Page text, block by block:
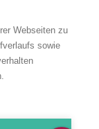
Webseiten zu
sowie